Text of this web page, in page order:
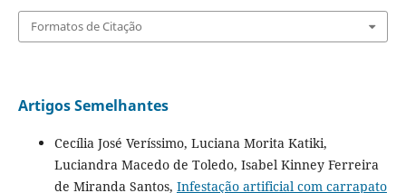
Formatos de Citação
Artigos Semelhantes
Cecília José Veríssimo, Luciana Morita Katiki,
Luciandra Macedo de Toledo, Isabel Kinney Ferreira
de Miranda Santos, Infestação artificial com carrapato